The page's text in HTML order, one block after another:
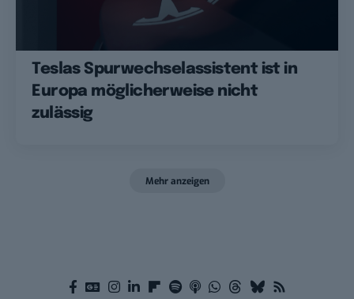
Teslas Spurwechselassistent ist in
Europa möglicherweise nicht
zulässig
Mehr anzeigen